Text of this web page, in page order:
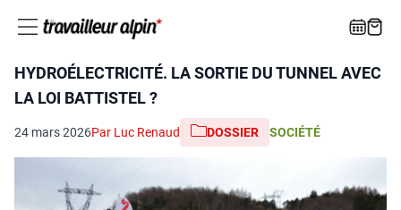
HYDROÉLECTRICITÉ. LA SORTIE DU TUNNEL AVEC
LA LOI BATTISTEL ?
24 mars 2026Par Luc Renaud DOSSIER SOCIÉTÉ